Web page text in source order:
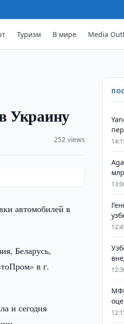
Туризм В мире Media
Украину
252 views
автомобилей в
Беларусь,
в г.
и сегодня